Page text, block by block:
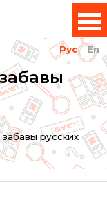
Рус En
русских